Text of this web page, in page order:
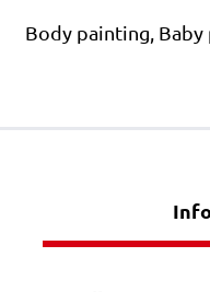
Body painting, Baby